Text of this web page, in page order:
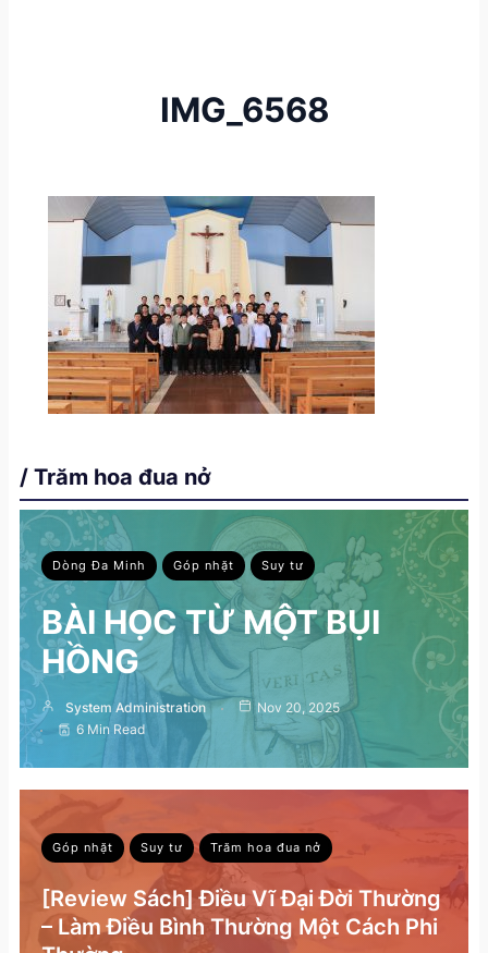
IMG_6568
/ Trăm hoa đua nở
Dòng Đa Minh Góp nhặt Suy tư
BÀI HỌC TỪ MỘT BỤI
HỒNG
System Administration
Nov 20, 2025
6 Min Read
Góp nhặt Suy tư Trăm hoa đua nở
[Review Sách] Điều Vĩ Đại Đời Thường
– Làm Điều Bình Thường Một Cách Phi